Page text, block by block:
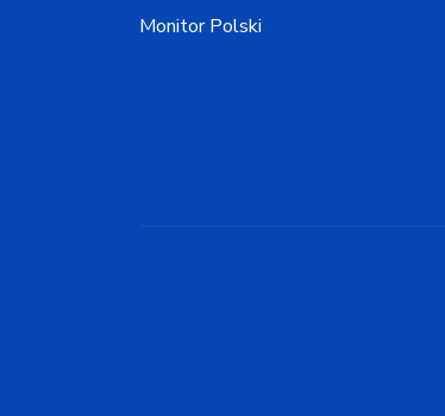
Monitor Polski